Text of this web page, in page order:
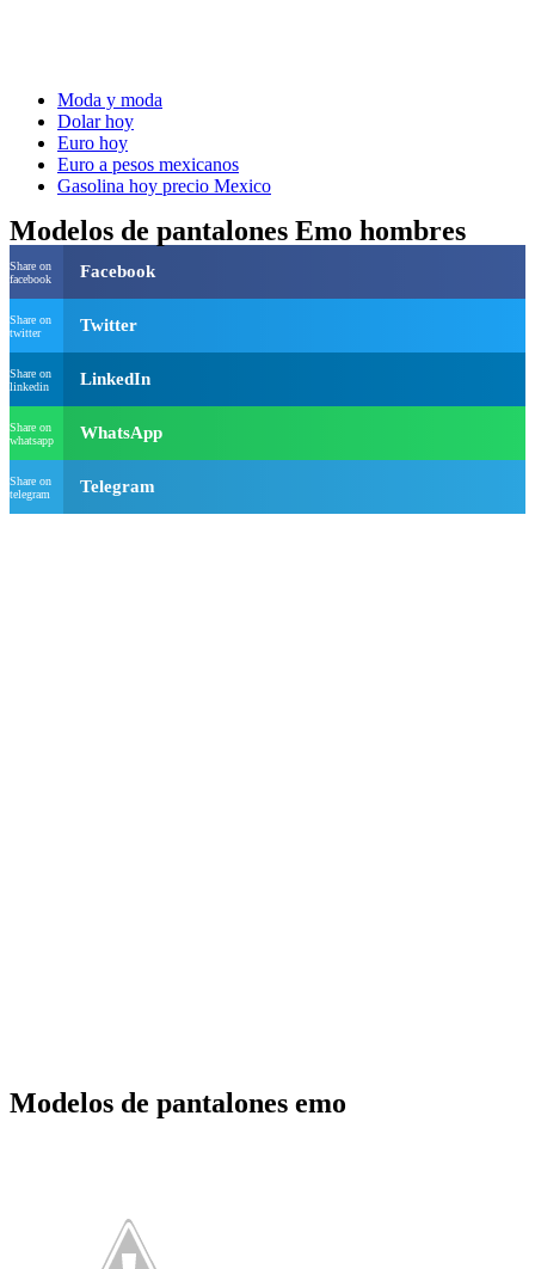
Moda y moda
Dolar hoy
Euro hoy
Euro a pesos mexicanos
Gasolina hoy precio Mexico
Modelos de pantalones Emo hombres
Share on
facebook
Facebook
Share on
twitter
Twitter
Share on
linkedin
LinkedIn
Share on
whatsapp
WhatsApp
Share on
telegram
Telegram
Modelos de pantalones emo